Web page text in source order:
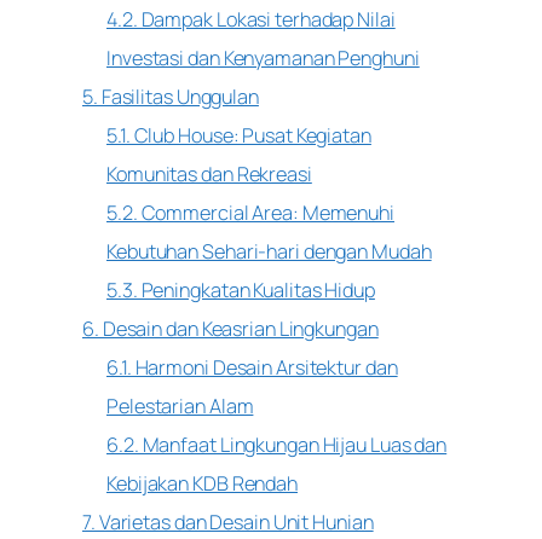
4.2. Dampak Lokasi terhadap Nilai
Investasi dan Kenyamanan Penghuni
5. Fasilitas Unggulan
5.1. Club House: Pusat Kegiatan
Komunitas dan Rekreasi
5.2. Commercial Area: Memenuhi
Kebutuhan Sehari-hari dengan Mudah
5.3. Peningkatan Kualitas Hidup
6. Desain dan Keasrian Lingkungan
6.1. Harmoni Desain Arsitektur dan
Pelestarian Alam
6.2. Manfaat Lingkungan Hijau Luas dan
Kebijakan KDB Rendah
7. Varietas dan Desain Unit Hunian